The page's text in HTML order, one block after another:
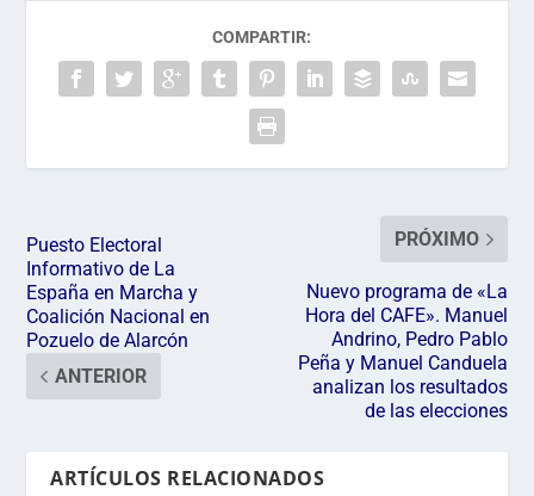
COMPARTIR:
Puesto Electoral
Informativo de La
España en Marcha y
Coalición Nacional en
Pozuelo de Alarcón
ANTERIOR
PRÓXIMO
Nuevo programa de «La
Hora del CAFE». Manuel
Andrino, Pedro Pablo
Peña y Manuel Canduela
analizan los resultados
de las elecciones
ARTÍCULOS RELACIONADOS